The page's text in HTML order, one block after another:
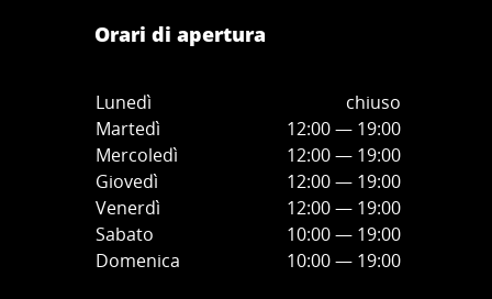
Orari di apertura
Lunedì
chiuso
Martedì
12:00 — 19:00
Mercoledì
12:00— 19:00
Giovedì
12:00— 19:00
Venerdì
12:00— 19:00
Sabato
10:00— 19:00
Domenica
10:00— 19:00